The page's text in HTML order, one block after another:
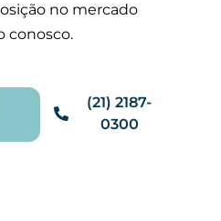
no mercado
conosco.
(21) 2187-
0300